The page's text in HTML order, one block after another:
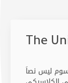
The
ليس نصاَ